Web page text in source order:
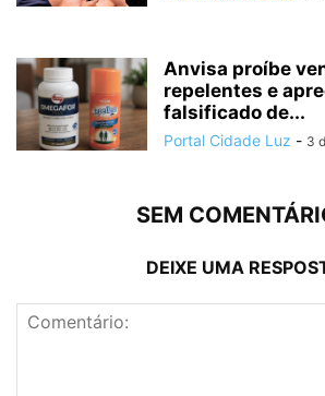
Anvisa proíbe
repelentes e
falsificado de...
Portal Cidade Luz - 3
SEM
DEIXE UMA